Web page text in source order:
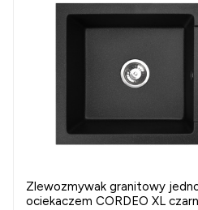
Zlewozmywak granitowy
ociekaczem CORDEO XL